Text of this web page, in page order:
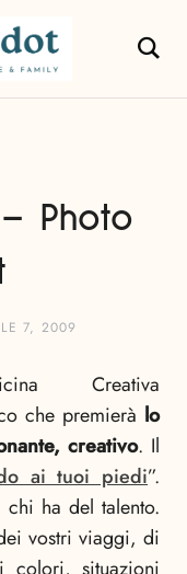
Photo
7, 2009
Creativa
che premierà lo
creativo. Il
ai tuoi piedi”.
ha del talento.
vostri viaggi, di